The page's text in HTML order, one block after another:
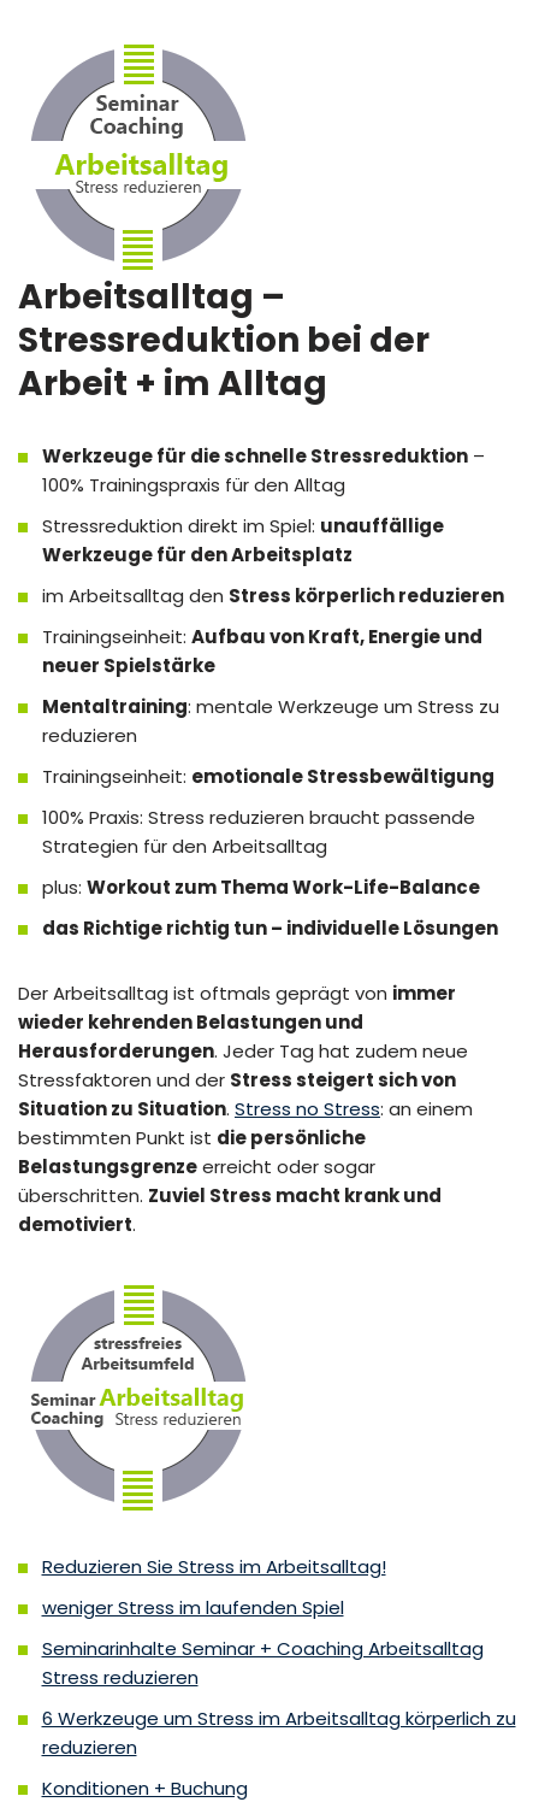
Arbeitsalltag –
Stressreduktion bei der
Arbeit + im Alltag
Werkzeuge für die schnelle Stressreduktion–
100% Trainingspraxis für den Alltag
Stressreduktion direkt im Spiel: unauffällige
Werkzeuge für den Arbeitsplatz
im Arbeitsalltag den Stress körperlich reduzieren
Trainingseinheit: Aufbau von Kraft, Energie und
neuer Spielstärke
Mentaltraining: mentale Werkzeuge um Stress zu
reduzieren
Trainingseinheit: emotionale Stressbewältigung
100% Praxis: Stress reduzieren braucht passende
Strategien für den Arbeitsalltag
plus: Workout zum Thema Work-Life-Balance
das Richtige richtig tun – individuelle Lösungen
Der Arbeitsalltag ist oftmals geprägt von immer
wieder kehrenden Belastungen und
Herausforderungen. Jeder Tag hat zudem neue
Stressfaktoren und der Stress steigert sich von
Situation zu Situation. Stress no Stress: an einem
bestimmten Punkt ist die persönliche
Belastungsgrenzeerreicht oder sogar
überschritten. Zuviel Stress macht krank und
demotiviert.
Reduzieren Sie Stress im Arbeitsalltag!
weniger Stress im laufenden Spiel
Seminarinhalte Seminar + Coaching Arbeitsalltag
Stress reduzieren
6 Werkzeuge um Stress im Arbeitsalltag körperlich zu
reduzieren
Konditionen + Buchung